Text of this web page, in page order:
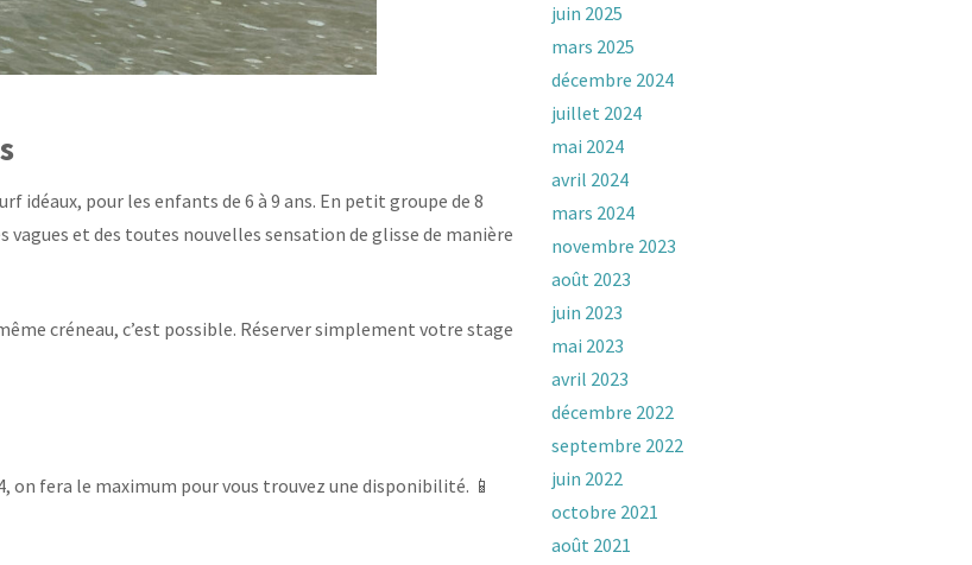
idéaux, pour les enfants de 6 à 9 ans. En petit groupe de 8
et des toutes nouvelles sensation de glisse de manière
créneau, c’est possible. Réserver simplement votre stage
on fera le maximum pour vous trouvez une disponibilité. 📱
juin 2025
mars 2025
décembre 2024
juillet 2024
mai 2024
avril 2024
mars 2024
novembre 2023
août 2023
juin 2023
mai 2023
avril 2023
décembre 2022
septembre 2022
juin 2022
octobre 2021
août 2021